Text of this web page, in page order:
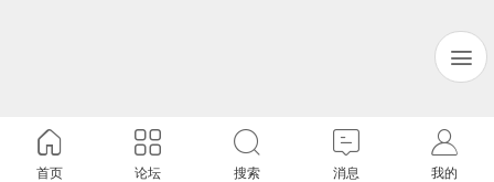
首页 论坛 搜索 消息 我的